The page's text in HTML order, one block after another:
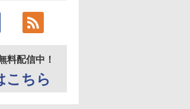
料配信中！
こちら